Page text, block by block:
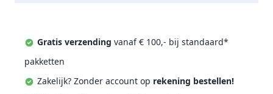
Gratis verzending vanaf € 100,- bij standaard*
pakketten
Zakelijk? Zonder account op rekening bestellen!